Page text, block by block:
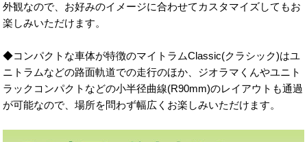
外観なので、お好みのイメージに合わせてカスタマイズしてもお
楽しみいただけます。
◆コンパクトな車体が特徴のマイトラムClassic(クラシック)はユ
ニトラムなどの路面軌道での走行のほか、ジオラマくんやユニト
ラックコンパクトなどの小半径曲線(R90mm)のレイアウトも通過
が可能なので、場所を問わず幅広くお楽しみいただけます。